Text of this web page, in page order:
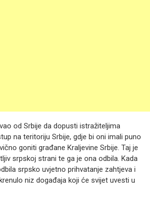
od Srbije da dopusti istražiteljima
na teritoriju Srbije, gdje bi oni imali puno
goniti građane Kraljevine Srbije. Taj je
srpskoj strani te ga je ona odbila. Kada
srpsko uvjetno prihvatanje zahtjeva i
niz događaja koji će svijet uvesti u